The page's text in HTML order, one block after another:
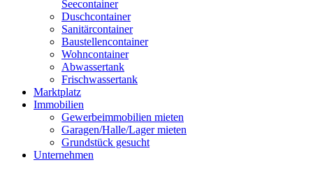
Seecontainer
Duschcontainer
Sanitärcontainer
Baustellencontainer
Wohncontainer
Abwassertank
Frischwassertank
Marktplatz
Immobilien
Gewerbeimmobilien mieten
Garagen/Halle/Lager mieten
Grundstück gesucht
Unternehmen